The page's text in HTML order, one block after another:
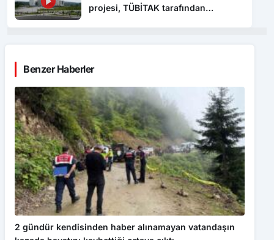
projesi, TÜBİTAK tarafından
Benzer Haberler
2 gündür kendisinden haber alınamayan vatandaşın